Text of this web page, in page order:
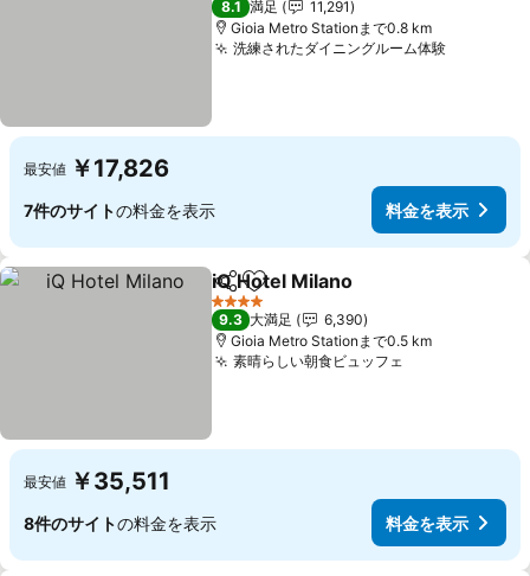
8.1 満足
11,291
Gioia Metro Stationまで0.8 km
洗練されたダイニングルーム体験料金を表
最安値 ￥17,826
7件のサイトの料金を表示 料金を表示
シェアお気に入りに追加
iQ Hotel Milano
4 ホテルのランク
9.3 大満足
6,390
Gioia Metro Stationまで0.5 km
素晴らしい朝食ビュッフェ
最安値 ￥35,511
8件のサイトの料金を表示 料金を表示